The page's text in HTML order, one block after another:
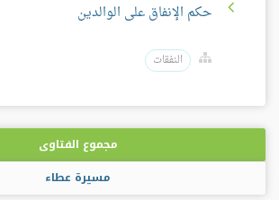
حكم الإنفاق على الوالدين
النفقات
مجموع الفتاوى
مسيرة عطاء